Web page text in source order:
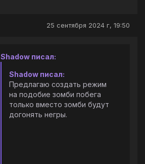
25 сентября 2024 г, 19:50
Shadow писал:
Shadow писал:
Предлагаю создать режим
на подобие зомби побега
только вместо зомби будут
догонять негры.